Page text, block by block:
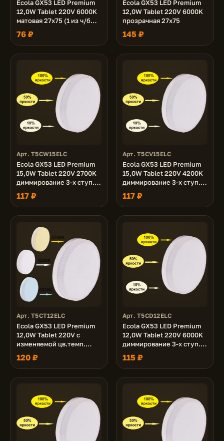
Ecola GX53 LED Premium
12,0W Tablet 220V 6000K
матовая 27x75 (1 из ч/б
уп. по 10)
76 ₽
Ecola GX53 LED Premium
12,0W Tablet 220V 6000K
прозрачная 27x75
145 ₽
Арт. T5CW15ELC
Ecola GX53 LED Premium
15,0W Tablet 220V 2700K
диммирование 3-х ступ.
(100% -50% - 10% )
матовая 27x75
117 ₽
Арт. T5CV15ELC
Ecola GX53 LED Premium
15,0W Tablet 220V 4200K
диммирование 3-х ступ.
(100% -50% - 10% )
матовая 27x75
117 ₽
Арт. T5CT12ELC
Ecola GX53 LED Premium
12,0W Tablet 220V с
изменяемой цв.темп.
(2700/4200/6000K)
матовая 27x75
120 ₽
Арт. T5CD12ELC
Ecola GX53 LED Premium
12,0W Tablet 220V 6000K
диммирование 3-х ступ.
(100% -50% - 10% )
матовая 27x75
115 ₽